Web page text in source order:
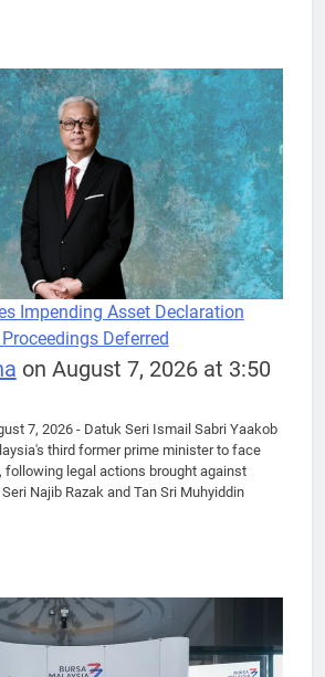
Impending Asset Declaration
Deferred
on August 7, 2026 at 3:50
7, 2026 - Datuk Seri Ismail Sabri Yaakob
third former prime minister to face
following legal actions brought against
Najib Razak and Tan Sri Muhyiddin